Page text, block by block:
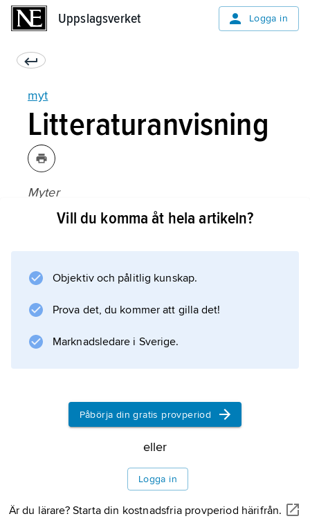
Uppslagsverket Logga in
myt
Litteraturanvisning
Myter
(utst.kat., Nationalmuseum 1983);
Information om artikeln
Vill du komma åt hela artikeln?
Objektiv och pålitlig kunskap.
Prova det, du kommer att gilla det!
Marknadsledare i Sverige.
Påbörja din gratis provperiod
eller
Logga in
Är du lärare? Starta din kostnadsfria provperiod härifrån.